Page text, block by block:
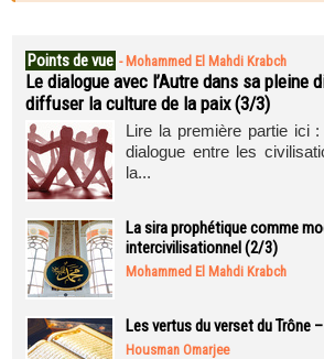
Points de vue - Mohammed El Mahdi Krabch
Le dialogue avec l’Autre dans sa pleine
diffuser la culture de la paix (3/3)
Lire la première partie ici
dialogue entre les
la...
La sira prophétique comme
intercivilisationnel (2/3)
Mohammed El Mahdi Krabch
Les vertus du verset du Trône
Housman Omarjee